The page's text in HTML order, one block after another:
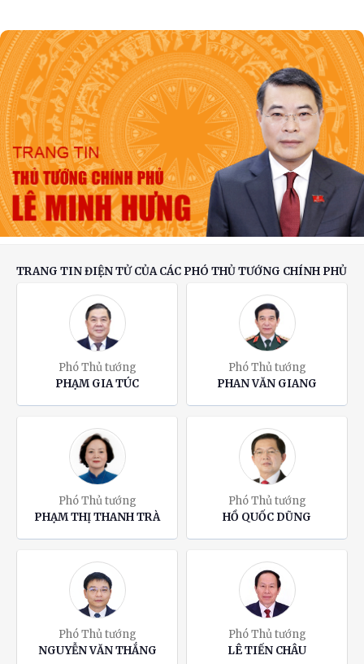
Tổng Bí thư, Chủ tịch nước: Cùng xây dựng
Cộng đồng ASEAN đoàn kết, vững mạnh
TRANG TIN ĐIỆN TỬ CỦA CÁC PHÓ THỦ TƯỚNG CHÍNH PHỦ
Phó Thủ tướng
PHẠM GIA TÚC
Phó Thủ tướng
PHAN VĂN GIANG
Phó Thủ tướng
PHẠM THỊ THANH TRÀ
Phó Thủ tướng
HỒ QUỐC DŨNG
Phó Thủ tướng
NGUYỄN VĂN THẮNG
Phó Thủ tướng
LÊ TIẾN CHÂU